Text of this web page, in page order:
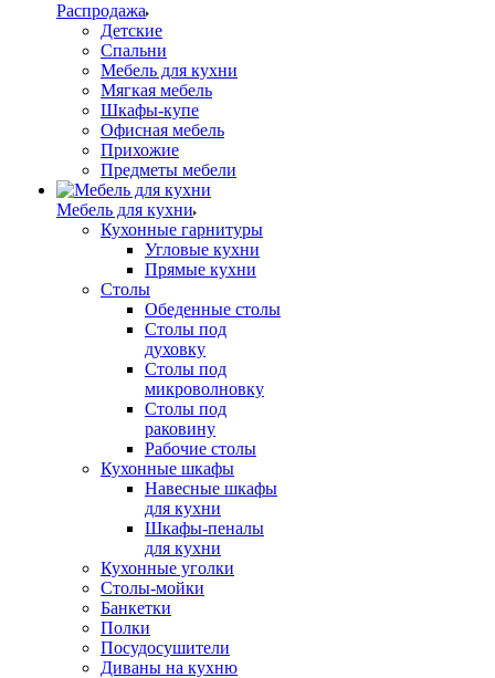
Распродажа
Детские
Спальни
Мебель для кухни
Мягкая мебель
Шкафы-купе
Офисная мебель
Прихожие
Предметы мебели
Мебель для кухни
Кухонные гарнитуры
Угловые кухни
Прямые кухни
Столы
Обеденные столы
Столы под
духовку
Столы под
микроволновку
Столы под
раковину
Рабочие столы
Кухонные шкафы
Навесные шкафы
для кухни
Шкафы-пеналы
для кухни
Кухонные уголки
Столы-мойки
Банкетки
Полки
Посудосушители
Диваны на кухню